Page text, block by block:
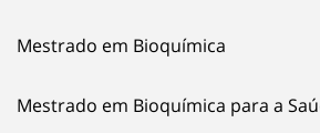
Mestrado em Bioquímica
Mestrado em Bioquímica para a